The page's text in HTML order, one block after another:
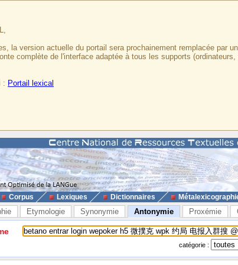
la version actuelle du portail sera prochainement remplacée par
complète de l'interface adaptée à tous les supports
: Portail lexical
Corpus Lexiques Dictionnaires
Etymologie Synonymie Antonymie Proxémie
catégorie :